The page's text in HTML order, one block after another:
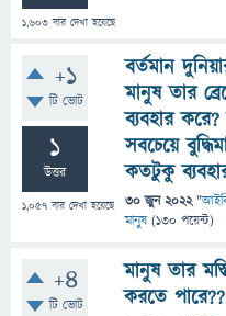
1,603 বার দেখা হয়েছে
+1
টি ভোট
1
উত্তর
1,057 বার দেখা হয়েছে
বর্তমান
মানুষ তার
ব্যবহার
সবচেয়ে
কতটুকু
30 জুন 2022 "
মানুষ (130 পয়েন্ট)
+4
টি ভোট
মানুষ তার
করতে পারে??